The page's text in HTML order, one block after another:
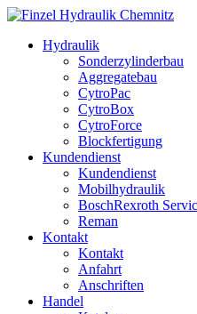
Hydraulik
Sonderzylinderbau
Aggregatebau
CytroPac
CytroBox
CytroForce
Blockfertigung
Kundendienst
Kundendienst
Mobilhydraulik
BoschRexroth
Reman
Kontakt
Kontakt
Anfahrt
Anschriften
Handel